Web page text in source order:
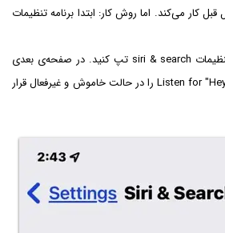
کار می‌کند. اما روش کار: ابتدا برنامه تنظیمات
در صفحه اصلی روی گزینه تنظیمات siri & search تپ کنید. در صفحه‌ی بعدی
Listen forرا در حالت خاموش و غیرفعال قرار